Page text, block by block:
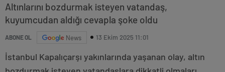
Altınlarını bozdurmak isteyen vatandaş,
kuyumcudan aldığı cevapla şoke oldu
ABONE OL News 13 Ekim 2025 11:01
İstanbul Kapalıçarşı yakınlarında yaşanan olay, altın